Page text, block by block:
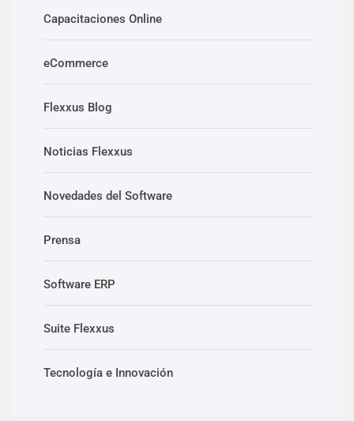
Capacitaciones Online
eCommerce
Flexxus Blog
Noticias Flexxus
Novedades del Software
Prensa
Software ERP
Suite Flexxus
Tecnología e Innovación